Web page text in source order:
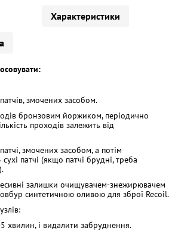
Характеристики
змочених засобом.
бронзовим йоржиком, періодично
проходів залежить від
змочених засобом, а потім
патчі (якщо патчі брудні, треба
залишки очищувачем-знежирювачем
синтетичною оливою для зброї Recoil.
хвилин, і видалити забруднення.